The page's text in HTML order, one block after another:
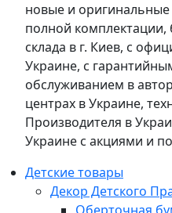
новые и
полной комплектации,
склада в г. Киев, с
Украине, с
обслуживанием в
центрах в Украине,
Производителя в
Украине с акциями и
Детские товары
Декор Детского